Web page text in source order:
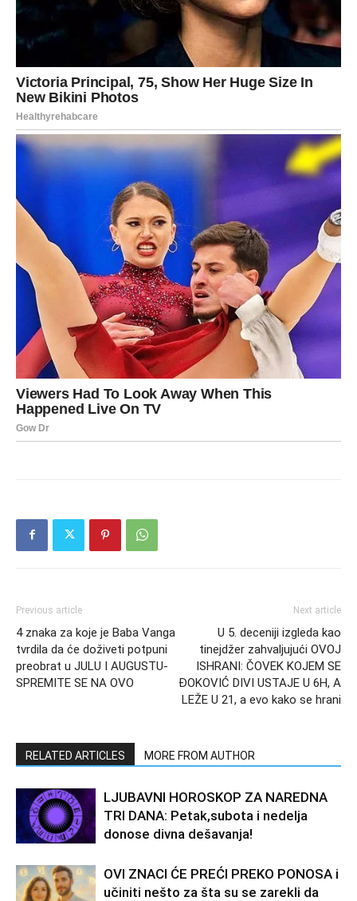
Previous article
4 znaka za koje je Baba Vanga
tvrdila da će doživeti potpuni
preobrat u JULU I AUGUSTU-
SPREMITE SE NA OVO
Next article
U 5. deceniji izgleda kao
tinejdžer zahvaljujući OVOJ
ISHRANI: ČOVEK KOJEM SE
ĐOKOVIĆ DIVI USTAJE U 6H, A
LEŽE U 21, a evo kako se hrani
RELATED ARTICLES MORE FROM AUTHOR
LJUBAVNI HOROSKOP ZA NAREDNA
TRI DANA: Petak,subota i nedelja
donose divna dešavanja!
OVI ZNACI ĆE PREĆI PREKO PONOSA i
učiniti nešto za šta su se zarekli da